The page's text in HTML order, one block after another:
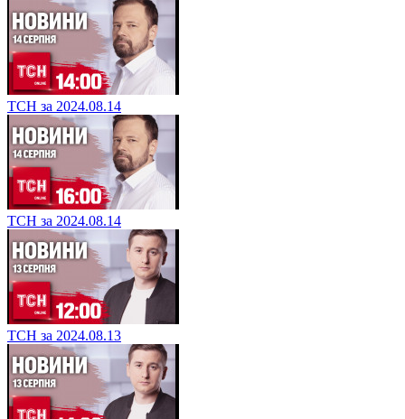
ТСН за 2024.08.14
ТСН за 2024.08.14
ТСН за 2024.08.13